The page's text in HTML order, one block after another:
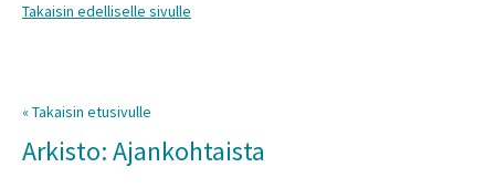
Takaisin edelliselle sivulle
« Takaisin etusivulle
Arkisto: Ajankohtaista